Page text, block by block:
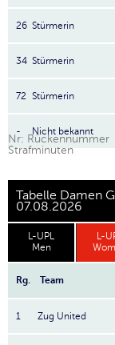
26 Stürmerin
34 Stürmerin
72 Stürmerin
- Nicht bekannt
Nr:
Strafminuten
Tabelle Damen
07.08.2026
L-UPL
Men
L-
Rg. Team
1 Zug United